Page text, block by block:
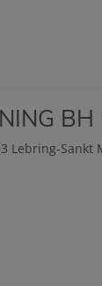
Lebring-Sankt